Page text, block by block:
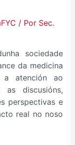
/ Por Sec.
sociedade
da medicina
a atención ao
as discusións,
perspectivas e
real no noso